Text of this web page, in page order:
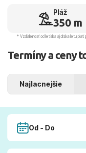
Pláž
350 m
* Vzdialenosť od letiska aj dľžka letu
Termíny a ceny
Najlacnejšie
Od - Do